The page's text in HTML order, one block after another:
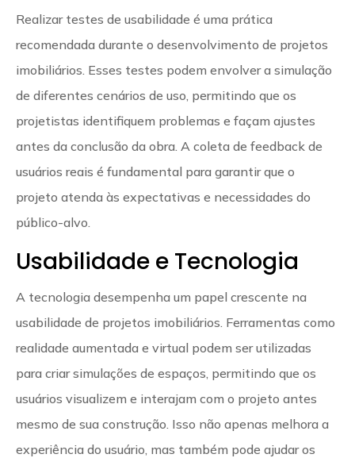
Realizar testes de usabilidade é uma prática
recomendada durante o desenvolvimento de projetos
imobiliários. Esses testes podem envolver a simulação
de diferentes cenários de uso, permitindo que os
projetistas identifiquem problemas e façam ajustes
antes da conclusão da obra. A coleta de feedback de
usuários reais é fundamental para garantir que o
projeto atenda às expectativas e necessidades do
público-alvo.
Usabilidade e Tecnologia
A tecnologia desempenha um papel crescente na
usabilidade de projetos imobiliários. Ferramentas como
realidade aumentada e virtual podem ser utilizadas
para criar simulações de espaços, permitindo que os
usuários visualizem e interajam com o projeto antes
mesmo de sua construção. Isso não apenas melhora a
experiência do usuário, mas também pode ajudar os